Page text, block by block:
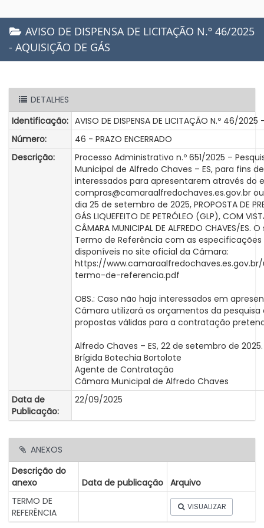
AVISO DE DISPENSA DE LICITAÇÃO N.º 46/2025
- AQUISIÇÃO DE GÁS
DETALHES
Identificação: AVISO DE DISPENSA DE LICITAÇÃO N.º 46/2025
Número:
46 - PRAZO ENCERRADO
Descrição:
Processo Administrativo n.º 651/2025 –
Municipal de Alfredo Chaves – ES, para fins
interessados para apresentarem através do
compras@camaraalfredochaves.es.gov.br
dia 25 de setembro de 2025, PROPOSTA DE
GÁS LIQUEFEITO DE PETRÓLEO (GLP), COM
CÂMARA MUNICIPAL DE ALFREDO CHAVES/
Termo de Referência com as
disponíveis no site oficial da Câmara:
https://
termo-de-referencia.pdf
OBS.: Caso não haja interessados em
Câmara utilizará os orçamentos da
propostas válidas para a contratação
Alfredo Chaves – ES, 22 de setembro de 2025.
Brígida Botechia Bortolote
Agente de Contratação
Câmara Municipal de Alfredo Chaves
Data de
Publicação:
22/09/2025
ANEXOS
Descrição do
anexo
Data de publicação Arquivo
TERMO DE
REFERÊNCIA
VISUALIZAR